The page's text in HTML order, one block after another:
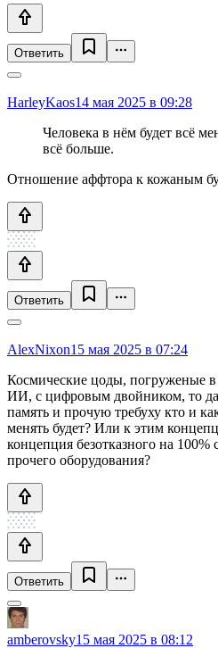
Ответить
HarleyKaos14 мая 2025 в 09:28
Человека в нём будет всё
всё больше.
Отношение аффтора к кожаным
Ответить
AlexNixon15 мая 2025 в 07:24
Космические цоды, погруженые
ИИ, с цифровым двойником, то
память и прочую требуху кто и
менять будет? Или к этим
концепция безотказного на 100%
прочего оборудования?
Ответить
amberovsky15 мая 2025 в 08:12